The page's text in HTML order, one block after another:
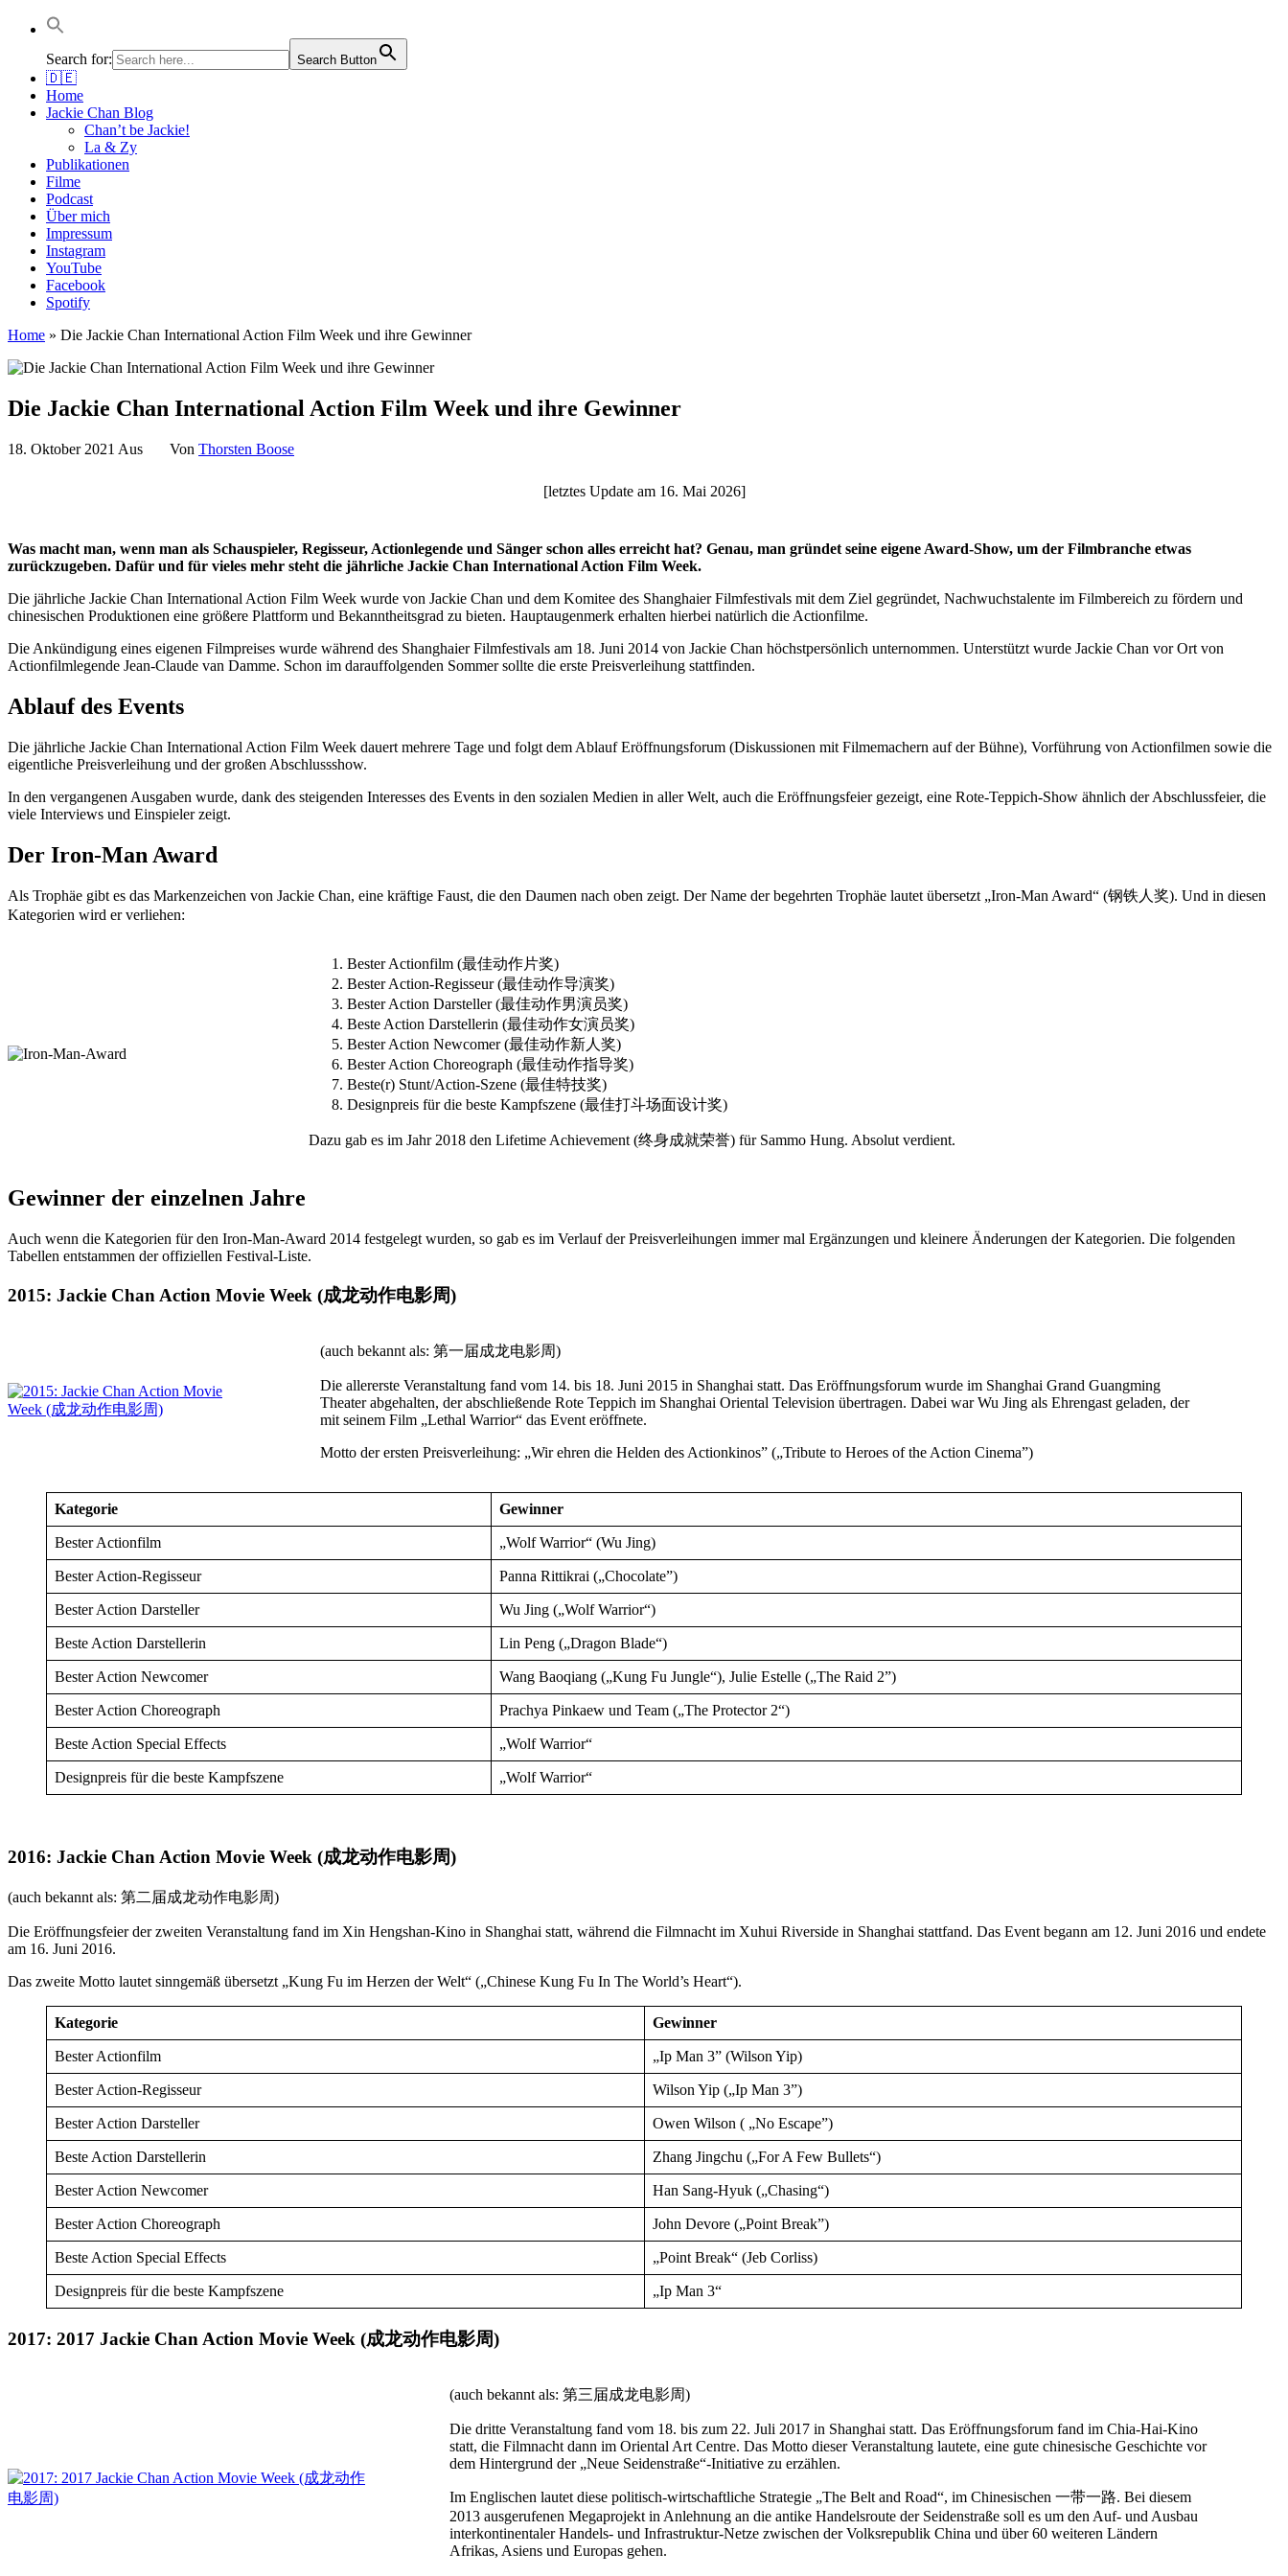
Jackie Chan Deutschland | Thorsten Boose
Autor & Jackie-Chan-Historiker
Search for:
Search Button
🇩🇪
Home
Jackie Chan Blog
Chan’t be Jackie!
La & Zy
Publikationen
Filme
Podcast
Über mich
Impressum
Instagram
YouTube
Facebook
Spotify
Home » Die Jackie Chan International Action Film Week und ihre Gewinner
Die Jackie Chan International Action Film Week und ihre Gewinner
18. Oktober 2021 Aus Von Thorsten Boose
[letztes Update am 16. Mai 2026]
Was macht man, wenn man als Schauspieler, Regisseur, Actionlegende und Sänger schon alles erreicht hat? Genau, man gründet seine eigene Award-Show, um der Filmbranche etwas
zurückzugeben. Dafür und für vieles mehr steht die jährliche Jackie Chan International Action Film Week.
Die jährliche Jackie Chan International Action Film Week wurde von Jackie Chan und dem Komitee des Shanghaier Filmfestivals mit dem Ziel gegründet, Nachwuchstalente im Filmbereich zu fördern und
chinesischen Produktionen eine größere Plattform und Bekanntheitsgrad zu bieten. Hauptaugenmerk erhalten hierbei natürlich die Actionfilme.
Die Ankündigung eines eigenen Filmpreises wurde während des Shanghaier Filmfestivals am 18. Juni 2014 von Jackie Chan höchstpersönlich unternommen. Unterstützt wurde Jackie Chan vor Ort von
Actionfilmlegende Jean-Claude van Damme. Schon im darauffolgenden Sommer sollte die erste Preisverleihung stattfinden.
Ablauf des Events
Die jährliche Jackie Chan International Action Film Week dauert mehrere Tage und folgt dem Ablauf Eröffnungsforum (Diskussionen mit Filmemachern auf der Bühne), Vorführung von Actionfilmen sowie die
eigentliche Preisverleihung und der großen Abschlussshow.
In den vergangenen Ausgaben wurde, dank des steigenden Interesses des Events in den sozialen Medien in aller Welt, auch die Eröffnungsfeier gezeigt, eine Rote-Teppich-Show ähnlich der Abschlussfeier, die
viele Interviews und Einspieler zeigt.
Der Iron-Man Award
Als Trophäe gibt es das Markenzeichen von Jackie Chan, eine kräftige Faust, die den Daumen nach oben zeigt. Der Name der begehrten Trophäe lautet übersetzt „Iron-Man Award“ (钢铁人奖). Und in diesen
Kategorien wird er verliehen:
Bester Actionfilm (最佳动作片奖)
Bester Action-Regisseur (最佳动作导演奖)
Bester Action Darsteller (最佳动作男演员奖)
Beste Action Darstellerin (最佳动作女演员奖)
Bester Action Newcomer (最佳动作新人奖)
Bester Action Choreograph (最佳动作指导奖)
Beste(r) Stunt/Action-Szene (最佳特技奖)
Designpreis für die beste Kampfszene (最佳打斗场面设计奖)
Dazu gab es im Jahr 2018 den Lifetime Achievement (终身成就荣誉) für Sammo Hung. Absolut verdient.
Gewinner der einzelnen Jahre
Auch wenn die Kategorien für den Iron-Man-Award 2014 festgelegt wurden, so gab es im Verlauf der Preisverleihungen immer mal Ergänzungen und kleinere Änderungen der Kategorien. Die folgenden
Tabellen entstammen der offiziellen Festival-Liste.
2015: Jackie Chan Action Movie Week (成龙动作电影周)
(auch bekannt als: 第一届成龙电影周)
Die allererste Veranstaltung fand vom 14. bis 18. Juni 2015 in Shanghai statt. Das Eröffnungsforum wurde im Shanghai Grand Guangming
Theater abgehalten, der abschließende Rote Teppich im Shanghai Oriental Television übertragen. Dabei war Wu Jing als Ehrengast geladen, der
mit seinem Film „Lethal Warrior“ das Event eröffnete.
Motto der ersten Preisverleihung: „Wir ehren die Helden des Actionkinos” („Tribute to Heroes of the Action Cinema”)
Kategorie Gewinner
Bester Actionfilm „Wolf Warrior“ (Wu Jing)
Bester Action-Regisseur Panna Rittikrai („Chocolate”)
Bester Action Darsteller Wu Jing („Wolf Warrior“)
Beste Action Darstellerin Lin Peng („Dragon Blade“)
Bester Action Newcomer Wang Baoqiang („Kung Fu Jungle“), Julie Estelle („The Raid 2”)
Bester Action Choreograph Prachya Pinkaew und Team („The Protector 2“)
Beste Action Special Effects „Wolf Warrior“
Designpreis für die beste Kampfszene „Wolf Warrior“
2016: Jackie Chan Action Movie Week (成龙动作电影周)
(auch bekannt als: 第二届成龙动作电影周)
Die Eröffnungsfeier der zweiten Veranstaltung fand im Xin Hengshan-Kino in Shanghai statt, während die Filmnacht im Xuhui Riverside in Shanghai stattfand. Das Event begann am 12. Juni 2016 und endete
am 16. Juni 2016.
Das zweite Motto lautet sinngemäß übersetzt „Kung Fu im Herzen der Welt“ („Chinese Kung Fu In The World’s Heart“).
Kategorie Gewinner
Bester Actionfilm „Ip Man 3” (Wilson Yip)
Bester Action-Regisseur Wilson Yip („Ip Man 3”)
Bester Action Darsteller Owen Wilson ( „No Escape”)
Beste Action Darstellerin Zhang Jingchu („For A Few Bullets“)
Bester Action Newcomer Han Sang-Hyuk („Chasing“)
Bester Action Choreograph John Devore („Point Break”)
Beste Action Special Effects „Point Break“ (Jeb Corliss)
Designpreis für die beste Kampfszene „Ip Man 3“
2017: 2017 Jackie Chan Action Movie Week (成龙动作电影周)
(auch bekannt als: 第三届成龙电影周)
Die dritte Veranstaltung fand vom 18. bis zum 22. Juli 2017 in Shanghai statt. Das Eröffnungsforum fand im Chia-Hai-Kino
statt, die Filmnacht dann im Oriental Art Centre. Das Motto dieser Veranstaltung lautete, eine gute chinesische Geschichte vor
dem Hintergrund der „Neue Seidenstraße“-Initiative zu erzählen.
Im Englischen lautet diese politisch-wirtschaftliche Strategie „The Belt and Road“, im Chinesischen 一带一路. Bei diesem
2013 ausgerufenen Megaprojekt in Anlehnung an die antike Handelsroute der Seidenstraße soll es um den Auf- und Ausbau
interkontinentaler Handels- und Infrastruktur-Netze zwischen der Volksrepublik China und über 60 weiteren Ländern
Afrikas, Asiens und Europas gehen.